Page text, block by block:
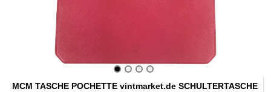
MCM TASCHE POCHETTE vintmarket.de SCHULTERTASCHE